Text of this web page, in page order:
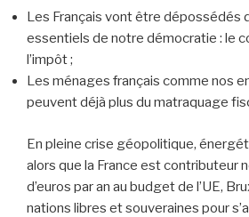
Les Français vont être dépossédés
essentiels de notre démocratie : le
l’impôt ;
Les ménages français comme nos
peuvent déjà plus du matraquage
En pleine crise géopolitique,
alors que la France est contributeur
d’euros par an au budget de l’UE,
nations libres et souveraines pour